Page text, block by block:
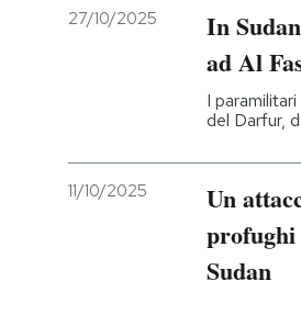
27/10/2025
In
ad Al
I
del Darfur,
11/10/2025
Un
profughi
Sudan